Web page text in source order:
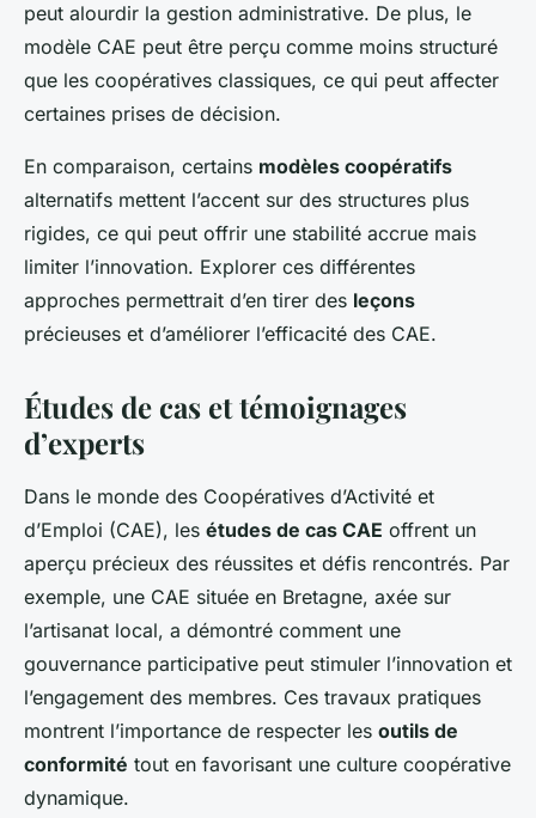
peut alourdir la gestion administrative. De plus, le
modèle CAE peut être perçu comme moins structuré
que les coopératives classiques, ce qui peut affecter
certaines prises de décision.
En comparaison, certains modèles coopératifs
alternatifs mettent l’accent sur des structures plus
rigides, ce qui peut offrir une stabilité accrue mais
limiter l’innovation. Explorer ces différentes
approches permettrait d’en tirer des leçons
précieuses et d’améliorer l’efficacité des CAE.
Études de cas et témoignages
d’experts
Dans le monde des Coopératives d’Activité et
d’Emploi (CAE), les études de cas CAE offrent un
aperçu précieux des réussites et défis rencontrés. Par
exemple, une CAE située en Bretagne, axée sur
l’artisanat local, a démontré comment une
gouvernance participative peut stimuler l’innovation et
l’engagement des membres. Ces travaux pratiques
montrent l’importance de respecter les outils de
conformité tout en favorisant une culture coopérative
dynamique.